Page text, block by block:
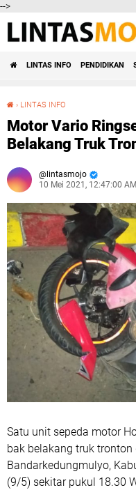
-->
LINTAS INFO PENDIDIKAN
› LINTAS INFO
Motor Vario
Belakang Truk
lintasmojo
10 Mei 2021, 12:47:00
Satu unit sepeda motor
bak belakang truk
Bandarkedungmulyo,
(9/5) sekitar pukul 18.30